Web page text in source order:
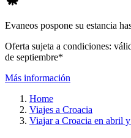
Evaneos pospone su estancia
Oferta sujeta a condiciones:
de septiembre*
Más información
Home
Viajes a Croacia
Viajar a Croacia en abril y